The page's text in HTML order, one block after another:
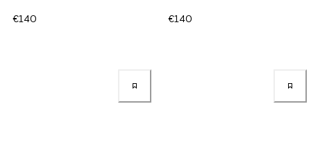
€140 €140